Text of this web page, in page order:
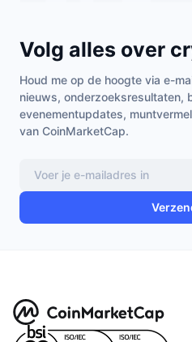
Volg alles over
Houd me op de hoogte via e-
nieuws, onderzoeksresultaten,
evenementupdates,
van CoinMarketCap.